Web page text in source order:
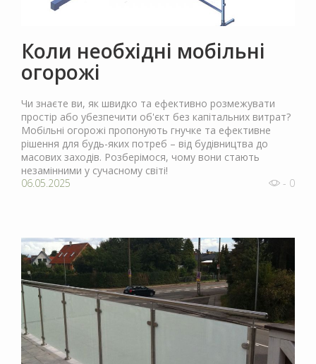
Коли необхідні мобільні
огорожі
Чи знаєте ви, як швидко та ефективно розмежувати
простір або убезпечити об'єкт без капітальних витрат?
Мобільні огорожі пропонують гнучке та ефективне
рішення для будь-яких потреб – від будівництва до
масових заходів. Розберімося, чому вони стають
незамінними у сучасному світі!
06.05.2025
- 0